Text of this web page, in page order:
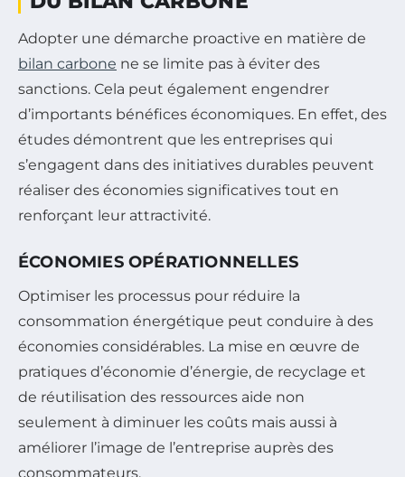
Adopter une démarche proactive en matière de
bilan carbone ne se limite pas à éviter des
sanctions. Cela peut également engendrer
d’importants bénéfices économiques. En effet, des
études démontrent que les entreprises qui
s’engagent dans des initiatives durables peuvent
réaliser des économies significatives tout en
renforçant leur attractivité.
ÉCONOMIES OPÉRATIONNELLES
Optimiser les processus pour réduire la
consommation énergétique peut conduire à des
économies considérables. La mise en œuvre de
pratiques d’économie d’énergie, de recyclage et
de réutilisation des ressources aide non
seulement à diminuer les coûts mais aussi à
améliorer l’image de l’entreprise auprès des
consommateurs.